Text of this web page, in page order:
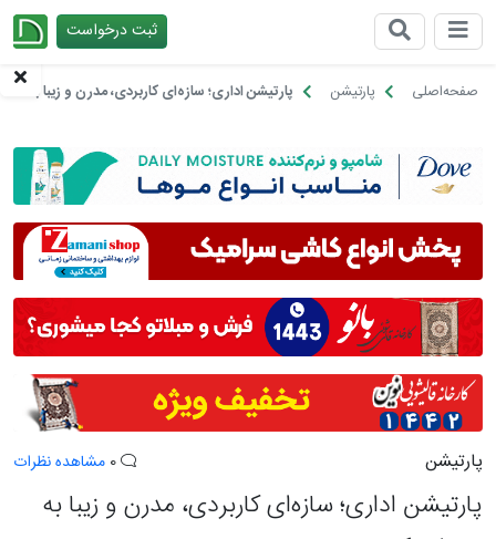
ثبت درخواست
صفحه‌اصلی پارتیشن پارتیشن اداری؛ سازه‌ای کاربردی، مدرن و زیبا به
پارتیشن مشاهده نظرات
پارتیشن اداری؛ سازه‌ای کاربردی، مدرن و زیبا به